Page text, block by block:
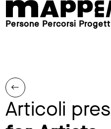
Persone Percorsi
Articoli